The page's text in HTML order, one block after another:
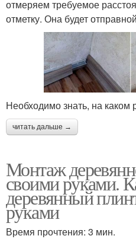
отмеряем требуемое
отметку. Она будет
Необходимо знать, на каком
читать дальше →
Монтаж
своими руками.
деревянный
руками
Время прочтения: 3 мин.